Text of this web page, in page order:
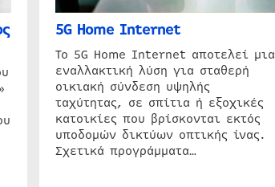
5G Home Internet
Το 5G Home Internet αποτελεί μια
εναλλακτική λύση για σταθερή
οικιακή σύνδεση υψηλής
ταχύτητας, σε σπίτια ή εξοχικές
κατοικίες που βρίσκονται εκτός
υποδομών δικτύων οπτικής ίνας.
Σχετικά προγράμματα…